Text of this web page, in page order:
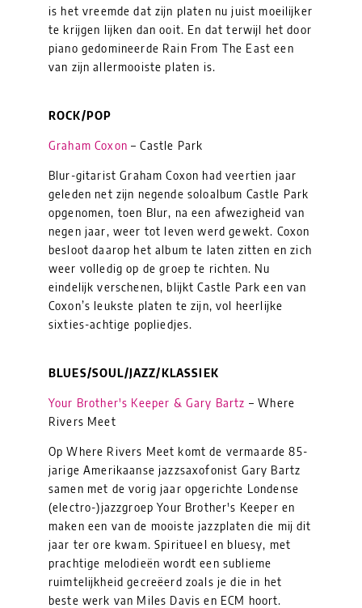
is het vreemde dat zijn platen nu juist moeilijker
te krijgen lijken dan ooit. En dat terwijl het door
piano gedomineerde Rain From The East een
van zijn allermooiste platen is.
ROCK/POP
Graham Coxon – Castle Park
Blur-gitarist Graham Coxon had veertien jaar
geleden net zijn negende soloalbum Castle Park
opgenomen, toen Blur, na een afwezigheid van
negen jaar, weer tot leven werd gewekt. Coxon
besloot daarop het album te laten zitten en zich
weer volledig op de groep te richten. Nu
eindelijk verschenen, blijkt Castle Park een van
Coxon’s leukste platen te zijn, vol heerlijke
sixties-achtige popliedjes.
BLUES/SOUL/JAZZ/KLASSIEK
Your Brother's Keeper & Gary Bartz – Where
Rivers Meet
Op Where Rivers Meet komt de vermaarde 85-
jarige Amerikaanse jazzsaxofonist Gary Bartz
samen met de vorig jaar opgerichte Londense
(electro-)jazzgroep Your Brother's Keeper en
maken een van de mooiste jazzplaten die mij dit
jaar ter ore kwam. Spiritueel en bluesy, met
prachtige melodieën wordt een sublieme
ruimtelijkheid gecreëerd zoals je die in het
beste werk van Miles Davis en ECM hoort.